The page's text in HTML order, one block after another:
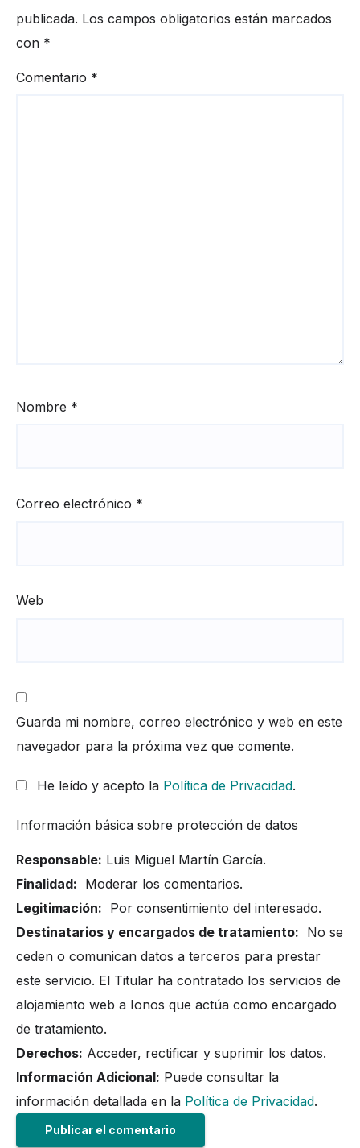
publicada. Los campos obligatorios están marcados
con *
Comentario *
Nombre *
Correo electrónico *
Web
Guarda mi nombre, correo electrónico y web en este
navegador para la próxima vez que comente.
He leído y acepto la Política de Privacidad.
Información básica sobre protección de datos
Responsable: Luis Miguel Martín García.
Finalidad: Moderar los comentarios.
Legitimación: Por consentimiento del interesado.
Destinatarios y encargados de tratamiento: No se
ceden o comunican datos a terceros para prestar
este servicio. El Titular ha contratado los servicios de
alojamiento web a Ionos que actúa como encargado
de tratamiento.
Derechos: Acceder, rectificar y suprimir los datos.
Información Adicional: Puede consultar la
información detallada en la Política de Privacidad.